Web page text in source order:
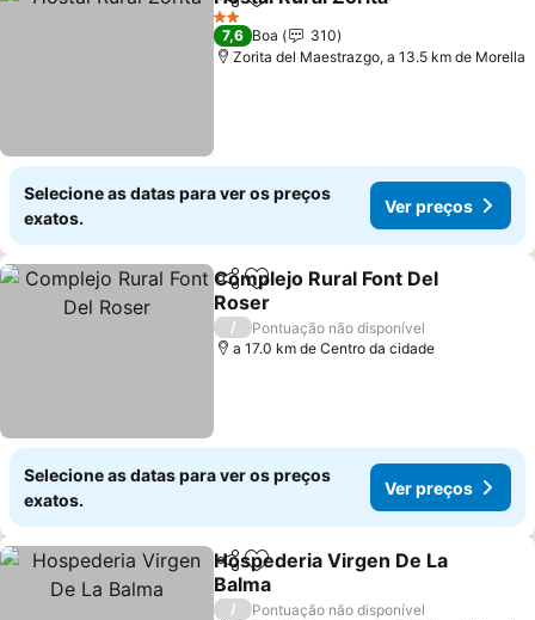
PartilharAdicionar aos favoritos
2 Estrelas
7,6 Boa
310
Zorita del Maestrazgo, a 13.5 km de Morella
Selecione as datas para ver os preços
exatos.
Ver preços
PartilharAdicionar aos favoritos
Complejo Rural Font Del
Roser
/
Pontuação não disponível
a 17.0 km de Centro da cidade
Selecione as datas para ver os preços
exatos.
Ver preços
PartilharAdicionar aos favoritos
Hospederia Virgen De La
Balma
/
Pontuação não disponível